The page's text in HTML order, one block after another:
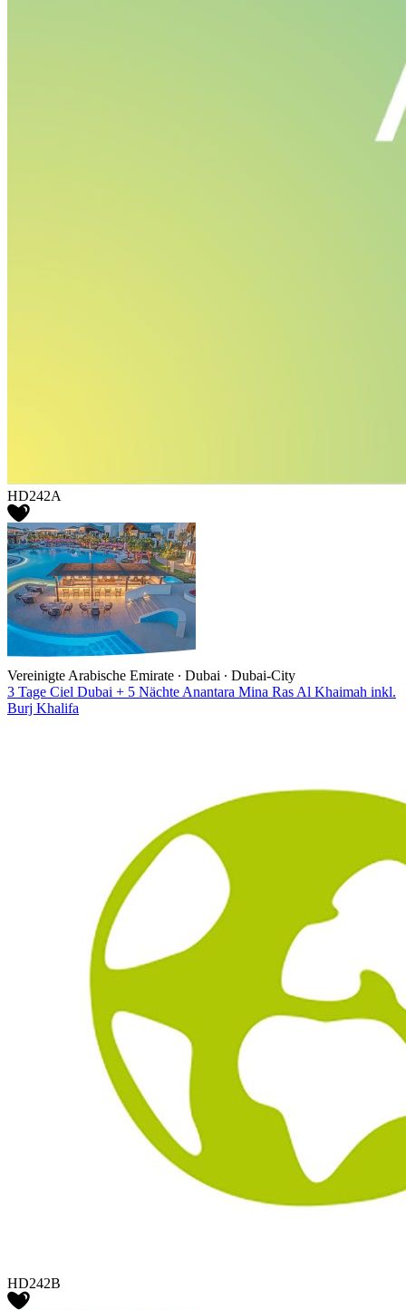
HD242A
Vereinigte Arabische Emirate ∙ Dubai ∙ Dubai-City
3 Tage Ciel Dubai + 5 Nächte Anantara Mina Ras Al Khaimah inkl.
Burj Khalifa
HD242B